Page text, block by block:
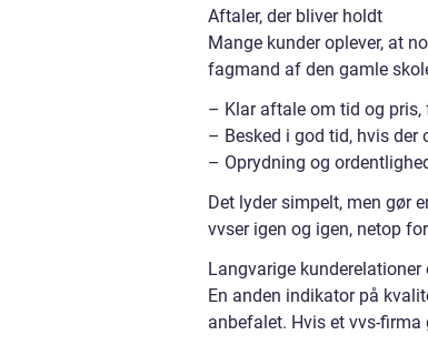
Aftaler, der bliver holdt
Mange kunder oplever, at
fagmand af den gamle
– Klar aftale om tid og pris,
– Besked i god tid, hvis
– Oprydning og
Det lyder simpelt, men gør
vvser igen og igen, netop
Langvarige
En anden indikator på
anbefalet. Hvis et vvs-firma